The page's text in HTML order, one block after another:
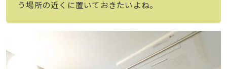
う場所の近くに置いておきたいよね。